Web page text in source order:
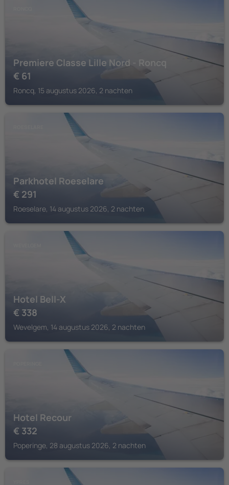
Premiere Classe Lille Nord - Roncq
€ 61
Roncq, 15 augustus 2026, 2 nachten
Parkhotel Roeselare
€ 291
Roeselare, 14 augustus 2026, 2 nachten
Hotel Bell-X
€ 338
Wevelgem, 14 augustus 2026, 2 nachten
Hotel Recour
€ 332
Poperinge, 28 augustus 2026, 2 nachten